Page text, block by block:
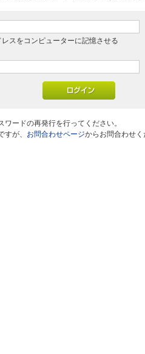
レスをコンピューターに記憶させる
ワードの再発行を行ってください。
が、 お問合わせページからお問合わせく